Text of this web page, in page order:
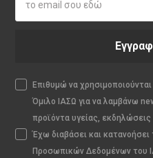
Επιθυμώ να
Όμιλο ΙΑΣΩ για να λαμβάνω
προϊόντα υγείας, εκδηλώσεις
Έχω διαβάσει και
Προσωπικών Δεδομένων του